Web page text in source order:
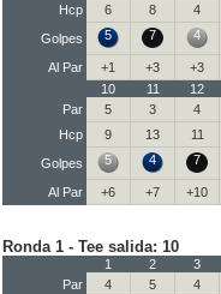
Hcp
6 8 4
Golpes
5 7 4
Al Par +1 +3 +3
10
11 12
Par
5 3 4
Hcp
9 13 11
Golpes
5 4 7
Al Par +6 +7 +10
Ronda 1 - Tee salida: 10
1 2 3
Par
4 5 4